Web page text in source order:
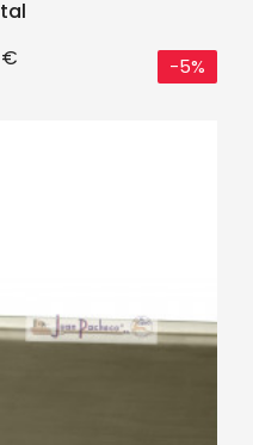
€ -5%